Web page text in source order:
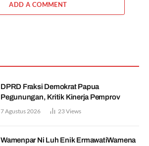
ADD A COMMENT
DPRD Fraksi Demokrat Papua
Pegunungan, Kritik Kinerja Pemprov
7 Agustus 2026 23Views
Wamenpar Ni Luh Enik ErmawatiWamena